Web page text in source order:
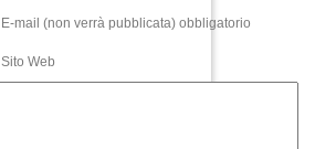
E-mail (non verrà pubblicata) obbligatorio
Sito Web